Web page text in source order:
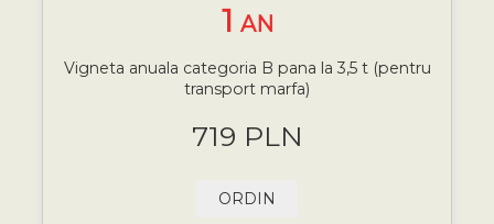
1 AN
Vigneta anuala categoria B pana la 3,5 t (pentru
transport marfa)
719 PLN
ORDIN